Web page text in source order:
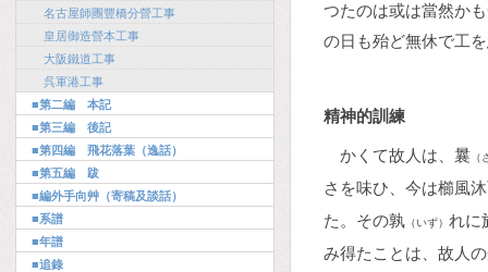
名古屋師團豐橋分營工事
皇居御造營本工事
大阪鐵道工事
呉軍港工事
■第二編 本記
■第三編 後記
■第四編 飛花落葉（逸話）
■第五編 跋
■編外手向艸（寄稿及談話）
■系譜
■年譜
■追錄
つたのは或は當然か
の日も殆ど無休で工
精神的訓練
かくて故人は、曩 （
さを味ひ、今は櫛風
た。その孰 （いず） れに
み得たことは、故人